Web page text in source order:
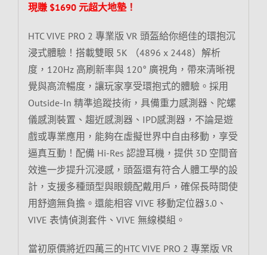
現賺 $1690 元超大地墊！
HTC VIVE PRO 2 專業版 VR 頭盔給你絕佳的環抱沉
浸式體驗！搭載雙眼 5K （4896 x 2448）解析
度，120Hz 高刷新率與 120° 廣視角，帶來清晰視
覺與高流暢度，讓玩家享受環抱式的體驗。採用
Outside-In 精準追蹤技術，具備重力感測器、陀螺
儀感測裝置、趨近感測器、IPD感測器，不論是遊
戲或專業應用，能夠在虛擬世界中自由移動，享受
逼真互動！配備 Hi-Res 認證耳機，提供 3D 空間音
效進一步提升沉浸感，頭盔還有符合人體工學的設
計，支援多種頭型與眼鏡配戴用戶，確保長時間使
用舒適無負擔。還能相容 VIVE 移動定位器3.0、
VIVE 表情偵測套件、VIVE 無線模組。
當初原價將近四萬三的HTC VIVE PRO 2 專業版 VR